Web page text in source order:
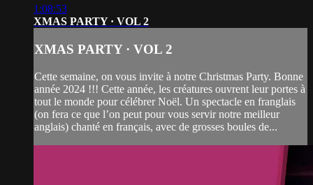
1:08:53
XMAS PARTY · VOL 2
XMAS PARTY · VOL 2
Cette semaine, on vous invite à notre Christmas Party. Bonne
année 2024 !!! Cette année, les créatures ouvrent leur portes à
tout le monde pour célébrer Noël. Un spectacle en franglais
(on fera ce que l’on peut pour vous servir notre meilleur
anglais) chanté en français, avec de grosses boules de...